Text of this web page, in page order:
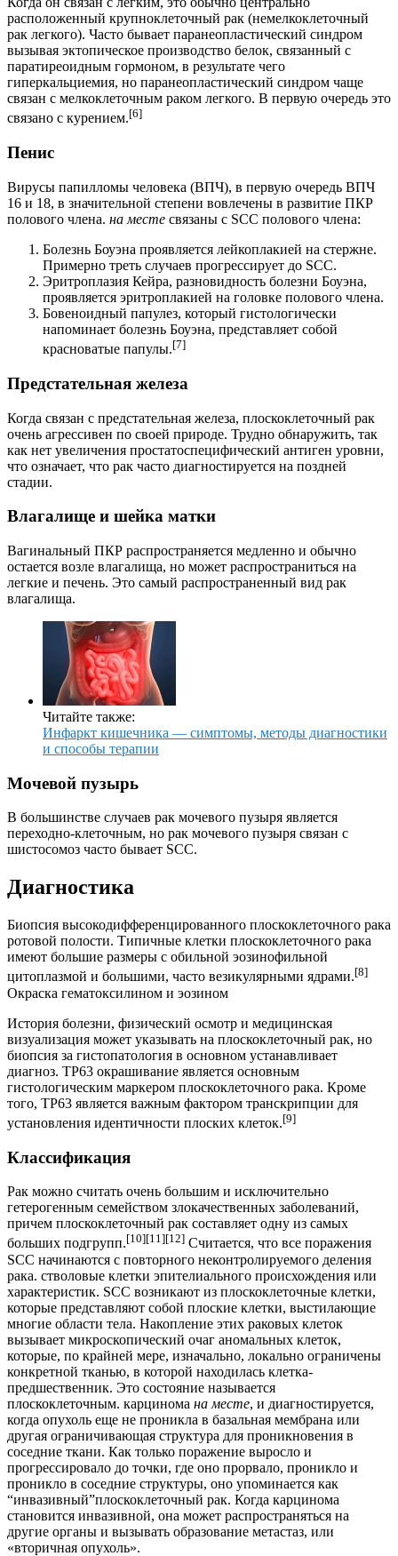
расположенный крупноклеточный рак (немелкоклеточный
рак легкого). Часто бывает паранеопластический синдром
вызывая эктопическое производство белок, связанный с
паратиреоидным гормоном, в результате чего
гиперкальциемия, но паранеопластический синдром чаще
связан с мелкоклеточным раком легкого. В первую очередь это
связано с курением.[6]
Пенис
Вирусы папилломы человека (ВПЧ), в первую очередь ВПЧ
16 и 18, в значительной степени вовлечены в развитие ПКР
полового члена. на месте связаны с SCC полового члена:
Болезнь Боуэна проявляется лейкоплакией на стержне.
Примерно треть случаев прогрессирует до SCC.
Эритроплазия Кейра, разновидность болезни Боуэна,
проявляется эритроплакией на головке полового члена.
Бовеноидный папулез, который гистологически
напоминает болезнь Боуэна, представляет собой
красноватые папулы.[7]
Предстательная железа
Когда связан с предстательная железа, плоскоклеточный рак
очень агрессивен по своей природе. Трудно обнаружить, так
как нет увеличения простатоспецифический антиген уровни,
что означает, что рак часто диагностируется на поздней
стадии.
Влагалище и шейка матки
Вагинальный ПКР распространяется медленно и обычно
остается возле влагалища, но может распространиться на
легкие и печень. Это самый распространенный вид рак
влагалища.
Читайте также:
Инфаркт кишечника — симптомы, методы диагностики
и способы терапии
Мочевой пузырь
В большинстве случаев рак мочевого пузыря является
переходно-клеточным, но рак мочевого пузыря связан с
шистосомоз часто бывает SCC.
Диагностика
Биопсия высокодифференцированного плоскоклеточного рака
ротовой полости. Типичные клетки плоскоклеточного рака
имеют большие размеры с обильной эозинофильной
цитоплазмой и большими, часто везикулярными ядрами.[8]
Окраска гематоксилином и эозином
История болезни, физический осмотр и медицинская
визуализация может указывать на плоскоклеточный рак, но
биопсия за гистопатология в основном устанавливает
диагноз. TP63 окрашивание является основным
гистологическим маркером плоскоклеточного рака. Кроме
того, TP63 является важным фактором транскрипции для
установления идентичности плоских клеток.[9]
Классификация
Рак можно считать очень большим и исключительно
гетерогенным семейством злокачественных заболеваний,
причем плоскоклеточный рак составляет одну из самых
больших подгрупп.[10][11][12] Считается, что все поражения
SCC начинаются с повторного неконтролируемого деления
рака. стволовые клетки эпителиального происхождения или
характеристик. SCC возникают из плоскоклеточные клетки,
которые представляют собой плоские клетки, выстилающие
многие области тела. Накопление этих раковых клеток
вызывает микроскопический очаг аномальных клеток,
которые, по крайней мере, изначально, локально ограничены
конкретной тканью, в которой находилась клетка-
предшественник. Это состояние называется
плоскоклеточным. карцинома на месте, и диагностируется,
когда опухоль еще не проникла в базальная мембрана или
другая ограничивающая структура для проникновения в
соседние ткани. Как только поражение выросло и
прогрессировало до точки, где оно прорвало, проникло и
проникло в соседние структуры, оно упоминается как
“инвазивный”плоскоклеточный рак. Когда карцинома
становится инвазивной, она может распространяться на
другие органы и вызывать образование метастаз, или
«вторичная опухоль».